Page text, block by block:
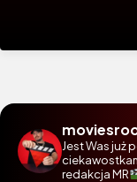
Jest Was już
redakcja MR